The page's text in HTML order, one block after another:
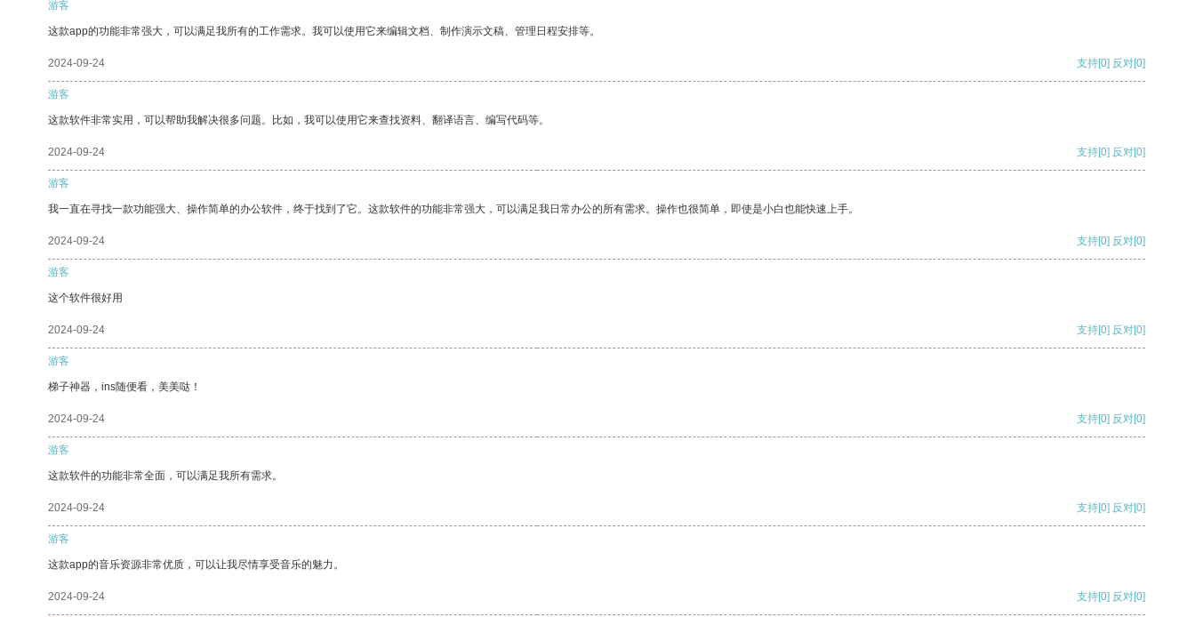
游客
这款app的功能非常强大，可以满足我所有的工作需求。我可以使用它来编辑文档、制作演示文稿、管理日程安排等。
2024-09-24 支持[0] 反对[0]
游客
这款软件非常实用，可以帮助我解决很多问题。比如，我可以使用它来查找资料、翻译语言、编写代码等。
2024-09-24 支持[0] 反对[0]
游客
我一直在寻找一款功能强大、操作简单的办公软件，终于找到了它。这款软件的功能非常强大，可以满足我日常办公的所有需求。操作也很简单，即使是小白也能快速上手。
2024-09-24 支持[0] 反对[0]
游客
这个软件很好用
2024-09-24 支持[0] 反对[0]
游客
梯子神器，ins随便看，美美哒！
2024-09-24 支持[0] 反对[0]
游客
这款软件的功能非常全面，可以满足我所有需求。
2024-09-24 支持[0] 反对[0]
游客
这款app的音乐资源非常优质，可以让我尽情享受音乐的魅力。
2024-09-24 支持[0] 反对[0]